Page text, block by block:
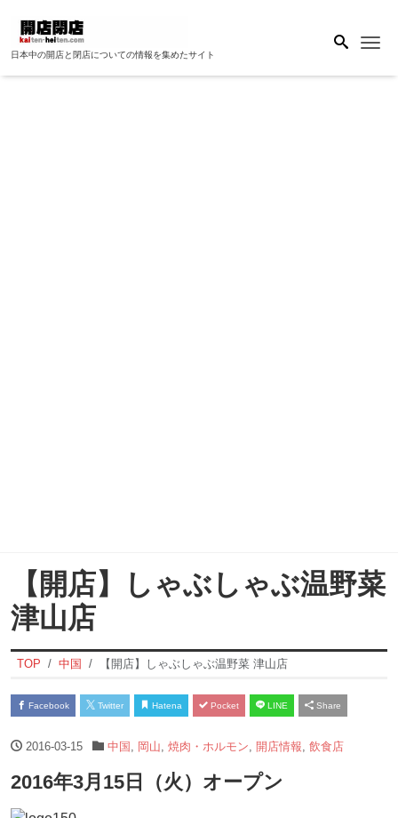
日本中の開店と閉店についての情報を集めたサイト
【開店】しゃぶしゃぶ温野菜
津山店
TOP 中国 【開店】しゃぶしゃぶ温野菜 津山店
Facebook Twitter Hatena Pocket LINE Share
2016-03-15 中国 岡山 焼肉・ホルモン 開店情報 飲食店
2016年3月15日（火）オープン